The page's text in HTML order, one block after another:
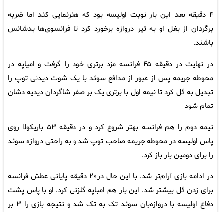
۴ دقیقه بعد این بار نوبت اولیسه بود که هنرنمایی کند اما ضربه
برگردان از بغل او به تیر دروازه برخورد کرد تا فرانسوی‌ها بدشانس
باشند.
در نهایت در دقیقه ۴۵ فرانسه مزد برتری خود را گرفت و امیاپه در
محوطه جریمه پس از عبور از مدافع سوئد با یک شوت دیدنی توپ را
تبدیل به گل کرد تا نیمه اول با برتری یک بر صفر شاگردان دیدیه دشان
تمام شود.
نیمه دوم را هم فرانسه بهتر شروع کرد و در دقیقه ۵۳ باریکولا روی
پاس اولیسه در محوطه جریمه صاحب توپ شد و به راحتی دروازه سوئد
را برای دومین بار باز کرد.
در ادامه بازی آرام‌تر شد. با این حال در۲۰ دقیقه پایانی عطش فرانسه
برای زدن گل بیشتر شد. این بار هم امباپه گلزنی کرد. او با پاس پشت
دفاع اولیسه با دروازه‌بان سوئد تک به تک شد و نتیجه بازی را ۳ بر